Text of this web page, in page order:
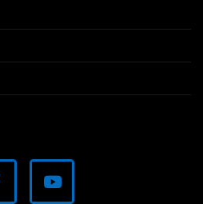
youtube